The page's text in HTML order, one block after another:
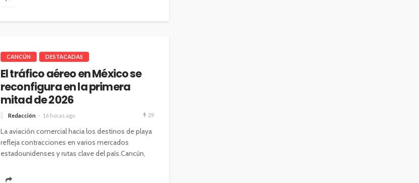
CANCÚN DESTACADAS
El tráfico aéreo en México se
reconfigura en la primera
mitad de 2026
Redacción 16 horas ago 29
La aviación comercial hacia los destinos de playa
refleja contracciones en varios mercados
estadounidenses y rutas clave del país.Cancún,